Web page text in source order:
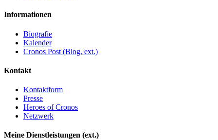
Informationen
Biografie
Kalender
Cronos Post (Blog, ext.)
Kontakt
Kontaktform
Presse
Heroes of Cronos
Netzwerk
Meine Dienstleistungen (ext.)